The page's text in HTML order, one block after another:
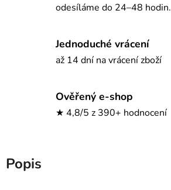
odesíláme do 24–48 hodin.
Jednoduché vrácení
až 14 dní na vrácení zboží
Ověřený e-shop
★ 4,8/5 z 390+ hodnocení
Popis